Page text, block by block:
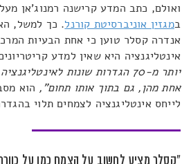
ואולם, כתב המדע קרישנה רמנוג'אן
במגזין אוניברסיטת קורנל. כך למשל,
אנדרה קסלר טוען כי אחת הבעיות
אינטליגנציה היא שאין למדע
יותר מ-70 הגדרות שונות
אחת מהן, גם בתוך אותו תחום", הוא
לייחס אינטליגנציה לצמחים תלוי
"קסלר מציע לחשוב על הצמח כמו על